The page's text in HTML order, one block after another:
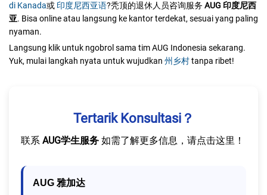
di Kanada或 印度尼西亚语?秃顶的退休人员咨询服务 AUG 印度尼西
亚. Bisa online atau langsung ke kantor terdekat, sesuai yang paling
nyaman.
Langsung klik untuk ngobrol sama tim AUG Indonesia sekarang.
Yuk, mulai langkah nyata untuk wujudkan 州乡村tanpa ribet!
Tertarik Konsultasi？
联系 AUG学生服务 如需了解更多信息，请点击这里！
AUG 雅加达